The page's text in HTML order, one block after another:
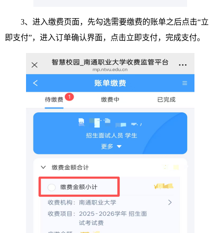
3、进入缴费页面，先勾选需要缴费的账单之后点击“立
即支付”，进入订单确认界面，点击立即支付，完成支付。